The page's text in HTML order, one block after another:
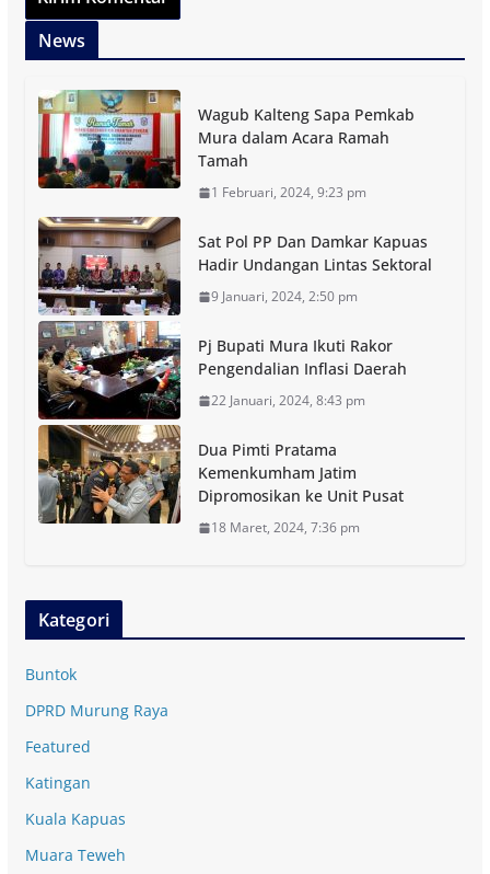
News
Wagub Kalteng Sapa Pemkab
Mura dalam Acara Ramah
Tamah
1 Februari, 2024, 9:23 pm
Sat Pol PP Dan Damkar Kapuas
Hadir Undangan Lintas Sektoral
9 Januari, 2024, 2:50 pm
Pj Bupati Mura Ikuti Rakor
Pengendalian Inflasi Daerah
22 Januari, 2024, 8:43 pm
Dua Pimti Pratama
Kemenkumham Jatim
Dipromosikan ke Unit Pusat
18 Maret, 2024, 7:36 pm
Kategori
Buntok
DPRD Murung Raya
Featured
Katingan
Kuala Kapuas
Muara Teweh